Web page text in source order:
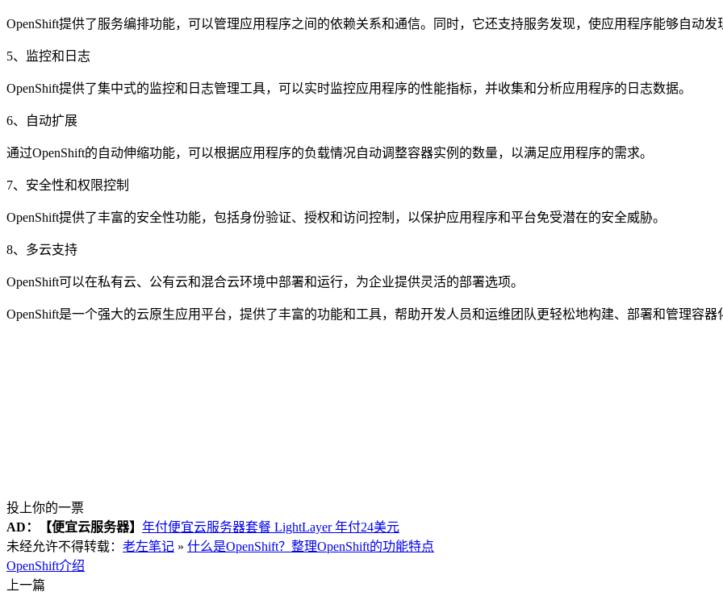
OpenShift提供了服务编排功能，可以管理应用程序之间的依赖关系和通信。同时，它还支持服务发现，使应用程序能够自动发
5、监控和日志
OpenShift提供了集中式的监控和日志管理工具，可以实时监控应用程序的性能指标，并收集和分析应用程序的日志数据。
6、自动扩展
通过OpenShift的自动伸缩功能，可以根据应用程序的负载情况自动调整容器实例的数量，以满足应用程序的需求。
7、安全性和权限控制
OpenShift提供了丰富的安全性功能，包括身份验证、授权和访问控制，以保护应用程序和平台免受潜在的安全威胁。
8、多云支持
OpenShift可以在私有云、公有云和混合云环境中部署和运行，为企业提供灵活的部署选项。
OpenShift是一个强大的云原生应用平台，提供了丰富的功能和工具，帮助开发人员和运维团队更轻松地构建、部署和管理容器
投上你的一票
AD：
【便宜云服务器】 年付便宜云服务器套餐 LightLayer 年付24美元
未经允许不得转载： 老左笔记 » 什么是OpenShift？整理OpenShift的功能特点
OpenShift介绍
上一篇